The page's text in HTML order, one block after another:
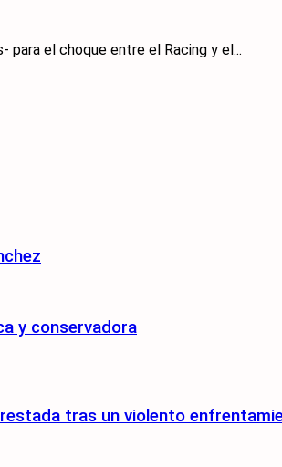
para el choque entre el Racing y el...
y conservadora
tras un violento